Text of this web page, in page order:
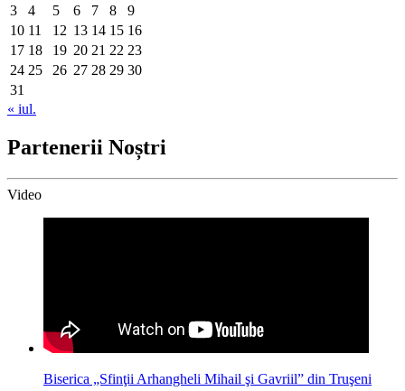
3
4 5 6 7 8
9
10 11 12 13 14 15 16
17 18 19 20 21 22 23
24 25 26 27 28 29 30
31
« iul.
Partenerii Noștri
Video
Biserica „Sfinţii Arhangheli Mihail şi Gavriil” din Truşeni